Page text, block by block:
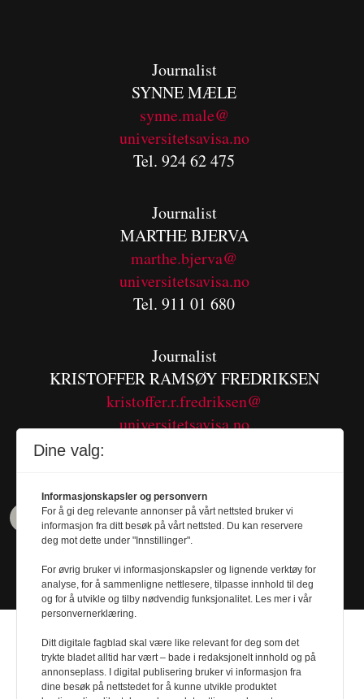
Journalist
SYNNE MÆLE
synne.male@
universitetsavisa.no
Tel. 924 62 475
Journalist
MARTHE BJERVA
marthe.bjerva@
universitetsavisa.no
Tel. 911 01 680
Journalist
KRISTOFFER RAMSØY FREDRIKSEN
kristoffer.r.fredriksen@
universitetsavisa.no
Design byNordström Design- Powered by
Dine valg:
Informasjonskapsler og personvern
For å gi deg relevante annonser på vårt nettsted bruker vi
informasjon fra ditt besøk på vårt nettsted. Du kan reservere
deg mot dette under "Innstillinger".
For øvrig bruker vi informasjonskapsler og lignende verktøy for
analyse, for å sammenligne nettlesere, tilpasse innhold til deg
og for å utvikle og tilby nødvendig funksjonalitet. Les mer i vår
personvernerklæring.
Ditt digitale fagblad skal være like relevant for deg som det
trykte bladet alltid har vært – bade i redaksjonelt innhold og på
annonseplass. I digital publisering bruker vi informasjon fra
dine besøk på nettstedet for å kunne utvikle produktet